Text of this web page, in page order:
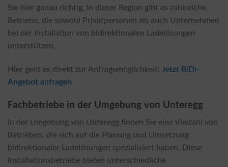
Sie hier genau richtig. In dieser Region gibt es zahlreiche
Betriebe, die sowohl Privatpersonen als auch Unternehmen
bei der Installation von bidirektionalen Ladelösungen
unterstützen.
Hier geht es direkt zur Anfragemöglichkeit: Jetzt BiDi-
Angebot anfragen
Fachbetriebe in der Umgebung von Unteregg
In der Umgebung von Unteregg finden Sie eine Vielzahl von
Betrieben, die sich auf die Planung und Umsetzung
bidirektionaler Ladelösungen spezialisiert haben. Diese
Installationsbetriebe bieten unterschiedliche